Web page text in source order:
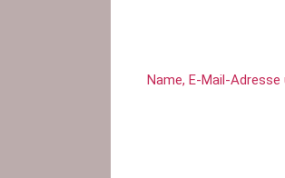
Name, E-Mail-